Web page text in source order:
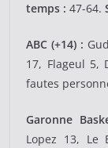
temps : 47-64.
ABC (+14) :
17, Flageul 5,
fautes
Garonne
Lopez 13, Le